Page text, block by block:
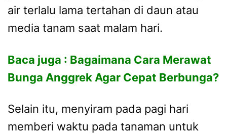
air terlalu lama tertahan di daun atau
media tanam saat malam hari.
Baca juga : Bagaimana Cara Merawat
Bunga Anggrek Agar Cepat Berbunga?
Selain itu, menyiram pada pagi hari
memberi waktu pada tanaman untuk